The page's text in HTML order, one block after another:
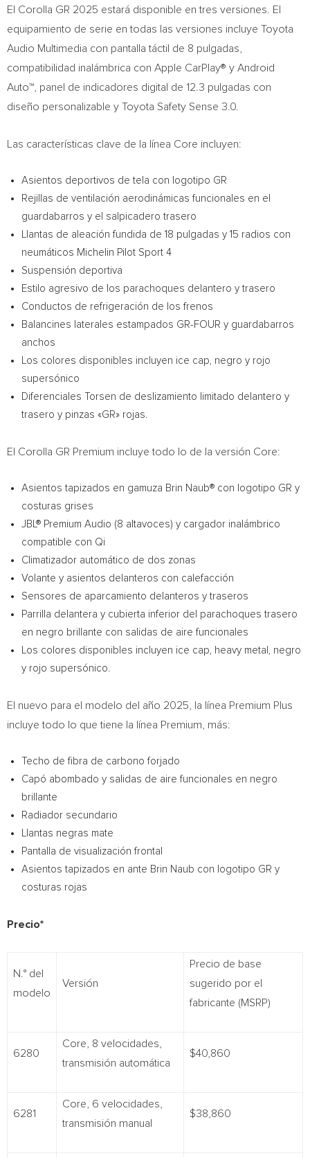
El Corolla GR 2025 estará disponible en tres versiones. El
equipamiento de serie en todas las versiones incluye Toyota
Audio Multimedia con pantalla táctil de 8 pulgadas,
compatibilidad inalámbrica con Apple CarPlay® y Android
Auto™, panel de indicadores digital de 12.3 pulgadas con
diseño personalizable y Toyota Safety Sense 3.0.
Las características clave de la línea Core incluyen:
Asientos deportivos de tela con logotipo GR
Rejillas de ventilación aerodinámicas funcionales en el
guardabarros y el salpicadero trasero
Llantas de aleación fundida de 18 pulgadas y 15 radios con
neumáticos Michelin Pilot Sport 4
Suspensión deportiva
Estilo agresivo de los parachoques delantero y trasero
Conductos de refrigeración de los frenos
Balancines laterales estampados GR-FOUR y guardabarros
anchos
Los colores disponibles incluyen ice cap, negro y rojo
supersónico
Diferenciales Torsen de deslizamiento limitado delantero y
trasero y pinzas «GR» rojas.
El Corolla GR Premium incluye todo lo de la versión Core:
Asientos tapizados en gamuza Brin Naub® con logotipo GR y
costuras grises
JBL® Premium Audio (8 altavoces) y cargador inalámbrico
compatible con Qi
Climatizador automático de dos zonas
Volante y asientos delanteros con calefacción
Sensores de aparcamiento delanteros y traseros
Parrilla delantera y cubierta inferior del parachoques trasero
en negro brillante con salidas de aire funcionales
Los colores disponibles incluyen ice cap, heavy metal, negro
y rojo supersónico.
El nuevo para el modelo del año 2025, la línea Premium Plus
incluye todo lo que tiene la línea Premium, más:
Techo de fibra de carbono forjado
Capó abombado y salidas de aire funcionales en negro
brillante
Radiador secundario
Llantas negras mate
Pantalla de visualización frontal
Asientos tapizados en ante Brin Naub con logotipo GR y
costuras rojas
Precio*
N.° del
modelo
Versión
Precio de base
sugerido por el
fabricante (MSRP)
6280
Core, 8 velocidades,
transmisión automática
$40,860
6281
Core, 6 velocidades,
transmisión manual
$38,860